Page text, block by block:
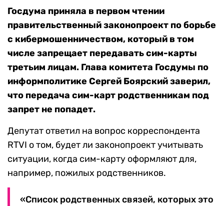
Госдума приняла в первом чтении
правительственный законопроект по борьбе
с кибермошенничеством, который в том
числе запрещает передавать сим-карты
третьим лицам. Глава комитета Госдумы по
информполитике Сергей Боярский заверил,
что передача сим-карт родственникам под
запрет не попадет.
Депутат ответил на вопрос корреспондента
RTVI о том, будет ли законопроект учитывать
ситуации, когда сим-карту оформляют для,
например, пожилых родственников.
«Список родственных связей, которых это